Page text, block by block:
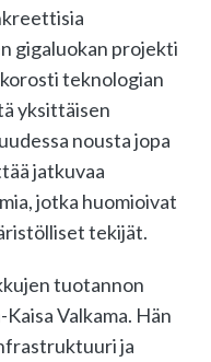
gigaluokan projekti
teknologian
yksittäisen
nousta jopa
jatkuvaa
jotka huomioivat
tekijät.
tuotannon
Valkama. Hän
ja